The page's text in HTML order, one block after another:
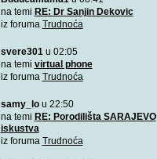
na temi RE: Dr Sanjin Dekovic
iz foruma Trudnoća
svere301u 02:05
na temi virtual phone
iz foruma Trudnoća
samy_lou 22:50
na temi RE: Porodilišta SARAJEVO
iskustva
iz foruma Trudnoća